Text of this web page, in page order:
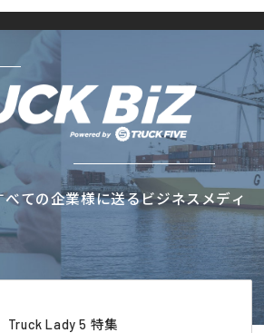
べての企業様に送るビジネスメディ
Truck Lady 5 特集